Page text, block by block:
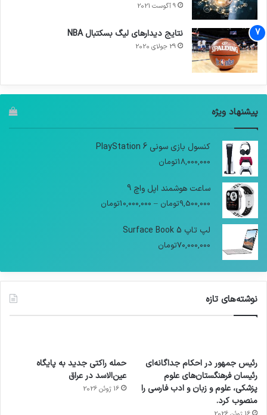
9 آگوست 2021
نتایج دیدار‌های لیگ بسکتبال NBA
29 جولای 2020
پیشنهاد ویژه
کنسول بازی سونی PlayStation 6
18,000,000تومان
ساعت هوشمند اپل واچ 9
9,500,000تومان –
10,000,000تومان
لپ تاپ Surface Book 5
70,000,000تومان
نوشته‌های تازه
رئیس جمهور در احکام جداگانه‌ای
رئیسان فرهنگستان‌های علوم
پزشکی، علوم و زبان و ادب فارسی را
منصوب کرد.
حمله راکتی جدید به پایگاه
عین‌الاسد در عراق
16 ژوئن 2026